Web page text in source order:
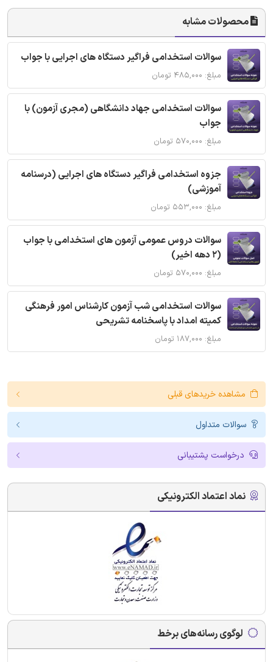
محصولات مشابه
سوالات استخدامی فراگیر دستگاه های اجرایی با جواب
مبلغ: ۴۸۵,۰۰۰ تومان
سوالات استخدامی جهاد دانشگاهی (مجری آزمون) با
جواب
مبلغ: ۵۷۰,۰۰۰ تومان
جزوه استخدامی فراگیر دستگاه های اجرایی (درسنامه
آموزشی)
مبلغ: ۵۵۳,۰۰۰ تومان
سوالات دروس عمومی آزمون های استخدامی با جواب
(2 دهه اخیر)
مبلغ: ۵۷۰,۰۰۰ تومان
سوالات استخدامی شب آزمون کارشناس امور فرهنگی
کمیته امداد با پاسخنامه تشریحی
مبلغ: ۱۸۷,۰۰۰ تومان
مشاهده خریدهای قبلی
سوالات متداول
درخواست پشتیبانی
نماد اعتماد الکترونیکی
لوگوی رسانه‌های برخط